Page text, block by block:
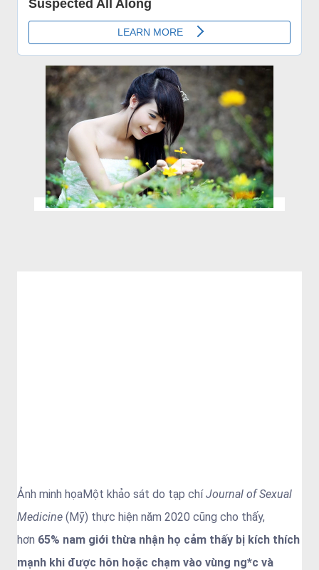
Ảnh minh họaMột khảo sát do tạp chíJournal of Sexual
Medicine (Mỹ) thực hiện năm 2020 cũng cho thấy,
hơn 65% nam giới thừa nhận họ cảm thấy bị kích thích
mạnh khi được hôn hoặc chạm vào vùng ng*c và